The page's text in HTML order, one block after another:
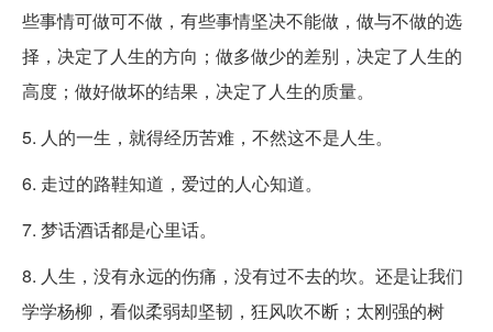
些事情可做可不做，有些事情坚决不能做，做与不做的选
择，决定了人生的方向；做多做少的差别，决定了人生的
高度；做好做坏的结果，决定了人生的质量。
5. 人的一生，就得经历苦难，不然这不是人生。
6. 走过的路鞋知道，爱过的人心知道。
7. 梦话酒话都是心里话。
8. 人生，没有永远的伤痛，没有过不去的坎。还是让我们
学学杨柳，看似柔弱却坚韧，狂风吹不断；太刚强的树